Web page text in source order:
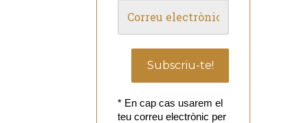
* En cap cas usarem el
teu correu electrònic per